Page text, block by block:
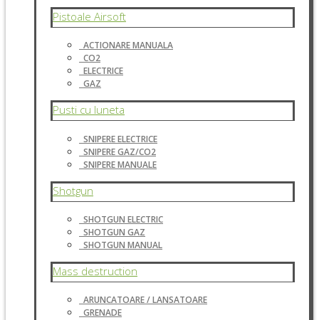
Pistoale Airsoft
ACTIONARE MANUALA
CO2
ELECTRICE
GAZ
Pusti cu luneta
SNIPERE ELECTRICE
SNIPERE GAZ/CO2
SNIPERE MANUALE
Shotgun
SHOTGUN ELECTRIC
SHOTGUN GAZ
SHOTGUN MANUAL
Mass destruction
ARUNCATOARE / LANSATOARE
GRENADE